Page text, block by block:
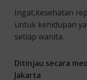
Ingat,kesehatan
untuk kehidupan
setiap wanita.
Ditinjau secara
Jakarta